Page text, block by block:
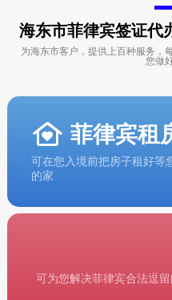
海东市菲律宾签证代
为海东市客户，提供上百种服务，
您做
菲律宾租
可在您入境前把房子租好等
的家
可为您解决菲律宾合法逗